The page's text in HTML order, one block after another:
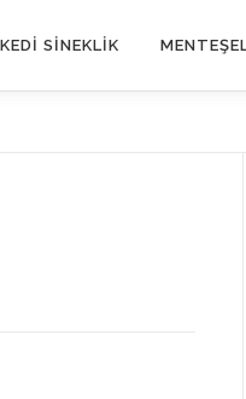
KEDİ SİNEKLİK